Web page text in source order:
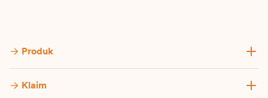
Produk
Klaim